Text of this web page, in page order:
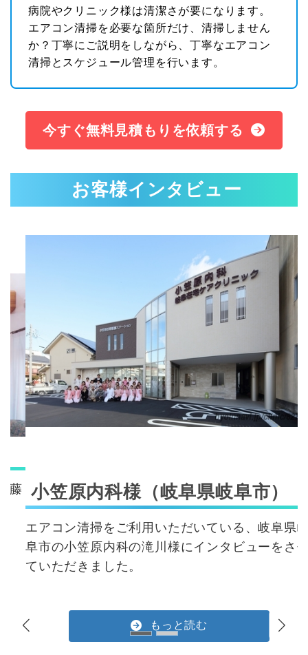
病院やクリニック様は清潔さが要になります。
エアコン清掃を必要な箇所だけ、清掃しません
か？丁寧にご説明をしながら、丁寧なエアコン
清掃とスケジュール管理を行います。
今すぐ無料見積もりを依頼する
お客様インタビュー
小笠原内科様（岐阜県岐阜市）
エアコン清掃をご利用いただいている、岐阜県岐
阜市の小笠原内科の滝川様にインタビューをさせ
ていただきました。
もっと読む